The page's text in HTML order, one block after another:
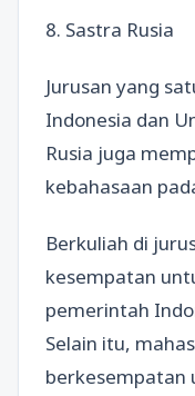
8. Sastra Rusia
Jurusan yang
Indonesia dan
Rusia juga
kebahasaan
Berkuliah di
kesempatan
pemerintah
Selain itu,
berkesempatan